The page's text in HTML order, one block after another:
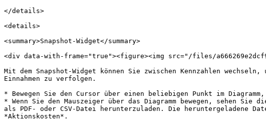
</details>
<details>
<summary>Snapshot-Widget</summary>
<div data-with-frame="true"><figure><img src="/files/
Mit dem Snapshot-Widget können Sie zwischen Kennzahlen
Einnahmen zu verfolgen.
* Bewegen Sie den Cursor über einen beliebigen Punkt im
* Wenn Sie den Mauszeiger über das Diagramm bewegen, sehen
als PDF- oder CSV-Datei herunterzuladen. Die heruntergeladene
*Aktionskosten*.